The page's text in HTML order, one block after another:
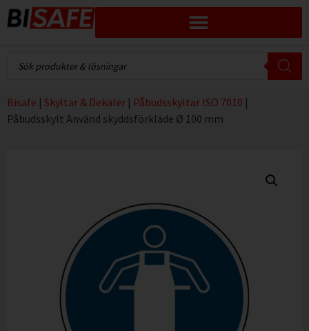
Bisafe | Skyltar & Dekaler | Påbudsskyltar ISO 7010 |
Påbudsskylt Använd skyddsförkläde Ø 100 mm